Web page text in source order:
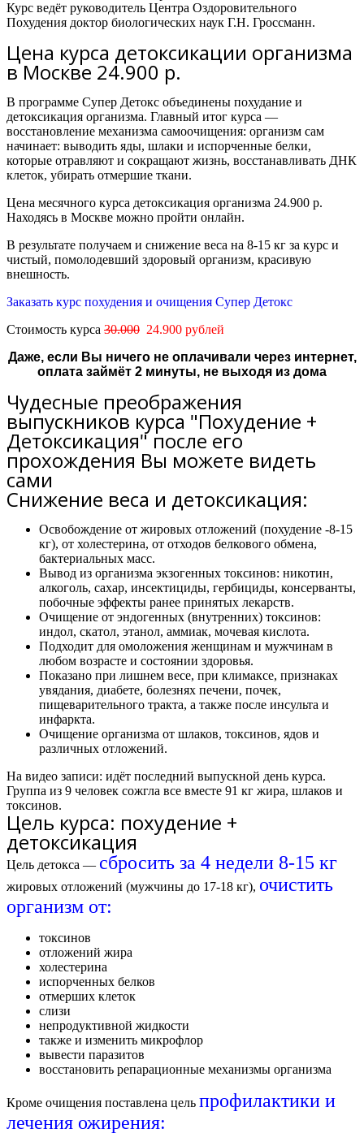
Курс ведёт руководитель Центра Оздоровительного
Похудения доктор биологических наук Г.Н. Гроссманн.
Цена курса детоксикации организма
в Москве 24.900 р.
В программе Супер Детокс объединены похудание и
детоксикация организма. Главный итог курса —
восстановление механизма самоочищения: организм сам
начинает: выводить яды, шлаки и испорченные белки,
которые отравляют и сокращают жизнь, восстанавливать ДНК
клеток, убирать отмершие ткани.
Цена месячного курса детоксикация организма 24.900 р.
Находясь в Москве можно пройти онлайн.
В результате получаем и снижение веса на 8-15 кг за курс и
чистый, помолодевший здоровый организм, красивую
внешность.
Заказать курс похудения и очищения Супер Детокс
Стоимость курса 30.000 24.900 рублей
Даже, если Вы ничего не оплачивали через интернет,
оплата займёт 2 минуты, не выходя из дома
Чудесные преображения
выпускников курса "Похудение +
Детоксикация" после его
прохождения Вы можете видеть
сами
Снижение веса и детоксикация:
Освобождение от жировых отложений (похудение -8-15
кг), от холестерина, от отходов белкового обмена,
бактериальных масс.
Вывод из организма экзогенных токсинов: никотин,
алкоголь, сахар, инсектициды, гербициды, консерванты,
побочные эффекты ранее принятых лекарств.
Очищение от эндогенных (внутренних) токсинов:
индол, скатол, этанол, аммиак, мочевая кислота.
Подходит для омоложения женщинам и мужчинам в
любом возрасте и состоянии здоровья.
Показано при лишнем весе, при климаксе, признаках
увядания, диабете, болезнях печени, почек,
пищеварительного тракта, а также после инсульта и
инфаркта.
Очищение организма от шлаков, токсинов, ядов и
различных отложений.
На видео записи: идёт последний выпускной день курса.
Группа из 9 человек сожгла все вместе 91 кг жира, шлаков и
токсинов.
Цель курса: похудение +
детоксикация
Цель детокса — сбросить за 4 недели 8-15 кг
жировых отложений (мужчины до 17-18 кг), очистить
организм от:
токсинов
отложений жира
холестерина
испорченных белков
отмерших клеток
слизи
непродуктивной жидкости
также и изменить микрофлор
вывести паразитов
восстановить репарационные механизмы организма
Кроме очищения поставлена цель профилактики и
лечения ожирения: